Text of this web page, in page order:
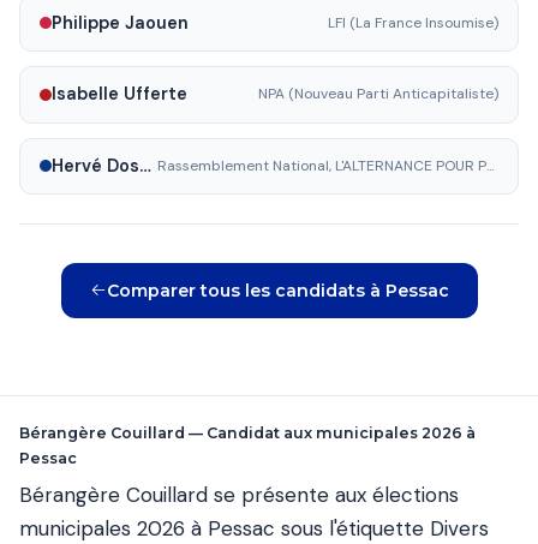
Philippe Jaouen LFI (La France Insoumise)
Isabelle Ufferte NPA (Nouveau Parti Anticapitaliste)
Hervé Dossat Rassemblement National, L'ALTERNANCE POUR PESSAC
Comparer tous les candidats à Pessac
Bérangère Couillard — Candidat aux municipales 2026 à
Pessac
Bérangère Couillard se présente aux élections
municipales 2026 à Pessac sous l'étiquette Divers